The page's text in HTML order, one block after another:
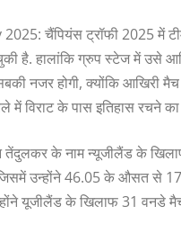
चैंपियंस ट्रॉफी 2025 में टीम
है. हालांकि ग्रुप स्टेज में उसे
नजर होगी, क्योंकि आखिरी
में विराट के पास इतिहास रचने
के नाम न्यूजीलैंड के खिलाफ
उन्होंने 46.05 के औसत से
यूजीलैंड के खिलाफ 31